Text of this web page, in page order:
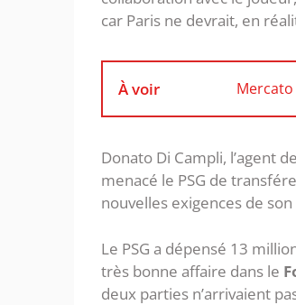
car Paris ne devrait, en
À voir Mercato
Donato Di Campli, l’agent
menacé le PSG de
nouvelles exigences de
Le PSG a dépensé 13
très bonne affaire dans le
deux parties n’arrivaient